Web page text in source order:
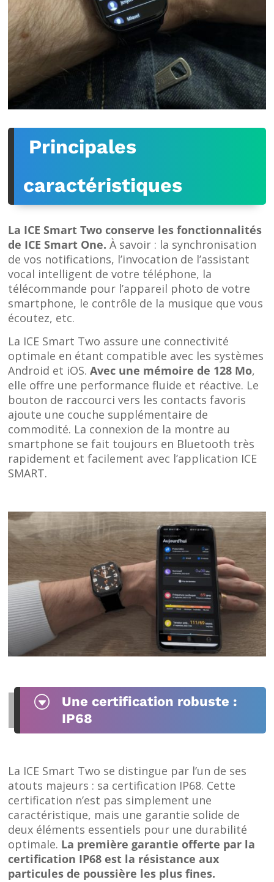
Principales
caractéristiques
La ICE Smart Two conserve les fonctionnalités
de ICE Smart One. À savoir : la synchronisation
de vos notifications, l’invocation de l’assistant
vocal intelligent de votre téléphone, la
télécommande pour l’appareil photo de votre
smartphone, le contrôle de la musique que vous
écoutez, etc.
La ICE Smart Two assure une connectivité
optimale en étant compatible avec les systèmes
Android et iOS. Avec une mémoire de 128 Mo,
elle offre une performance fluide et réactive. Le
bouton de raccourci vers les contacts favoris
ajoute une couche supplémentaire de
commodité. La connexion de la montre au
smartphone se fait toujours en Bluetooth très
rapidement et facilement avec l’application ICE
SMART.
G
Une certification robuste :
IP68
La ICE Smart Two se distingue par l’un de ses
atouts majeurs : sa certification IP68. Cette
certification n’est pas simplement une
caractéristique, mais une garantie solide de
deux éléments essentiels pour une durabilité
optimale. La première garantie offerte par la
certification IP68 est la résistance aux
particules de poussière les plus fines.